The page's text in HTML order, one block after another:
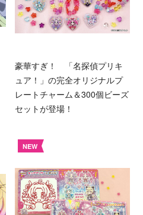
豪華すぎ！ 「名探偵プリキ
ュア！」の完全オリジナルプ
レートチャーム＆300個ビーズ
セットが登場！
NEW